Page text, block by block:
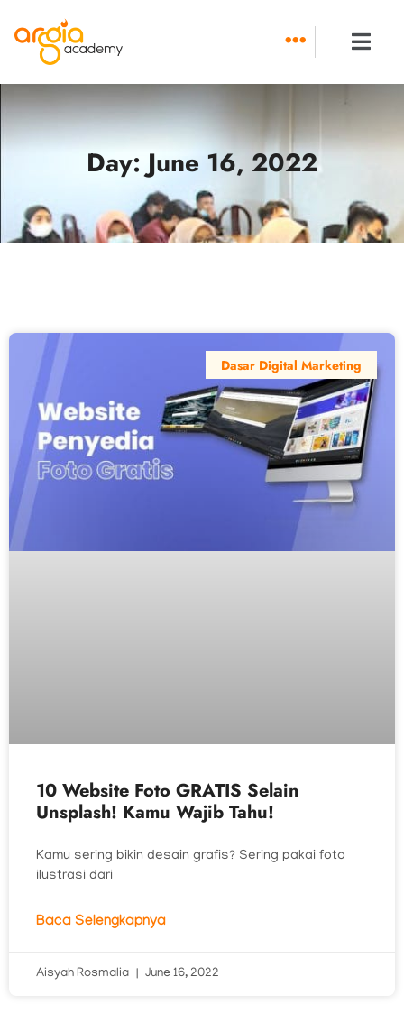
content
Day: June 16, 2022
Dasar Digital Marketing
10 Website Foto GRATIS Selain
Unsplash! Kamu Wajib Tahu!
Kamu sering bikin desain grafis? Sering pakai foto
ilustrasi dari
Baca Selengkapnya
Aisyah Rosmalia June 16, 2022